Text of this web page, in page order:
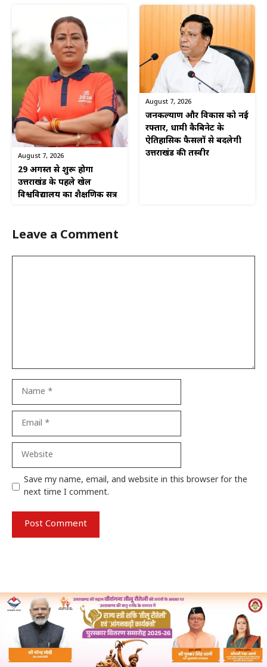
August 7, 2026
29 अगस्त से शुरू होगा
उत्तराखंड के पहले खेल
विश्वविद्यालय का शैक्षणिक सत्र
August 7, 2026
जनकल्याण और विकास को नई
रफ्तार, धामी कैबिनेट के
ऐतिहासिक फैसलों से बदलेगी
उत्तराखंड की तस्वीर
Leave a Comment
Website
Save my name, email, and website in this browser for the
next time I comment.